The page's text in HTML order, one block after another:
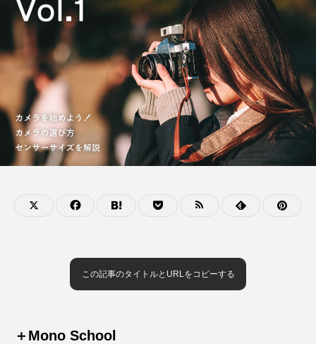
この記事のタイトルとURLをコピーする
＋Mono School